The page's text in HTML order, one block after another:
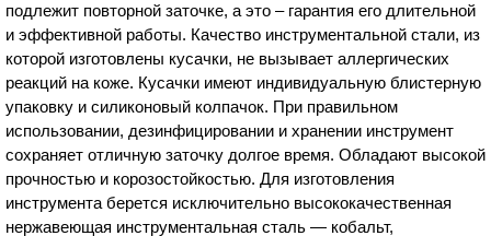
подлежит повторной заточке, а это – гарантия его длительной
и эффективной работы. Качество инструментальной стали, из
которой изготовлены кусачки, не вызывает аллергических
реакций на коже. Кусачки имеют индивидуальную блистерную
упаковку и силиконовый колпачок. При правильном
использовании, дезинфицировании и хранении инструмент
сохраняет отличную заточку долгое время. Обладают высокой
прочностью и корозостойкостью. Для изготовления
инструмента берется исключительно высококачественная
нержавеющая инструментальная сталь — кобальт,